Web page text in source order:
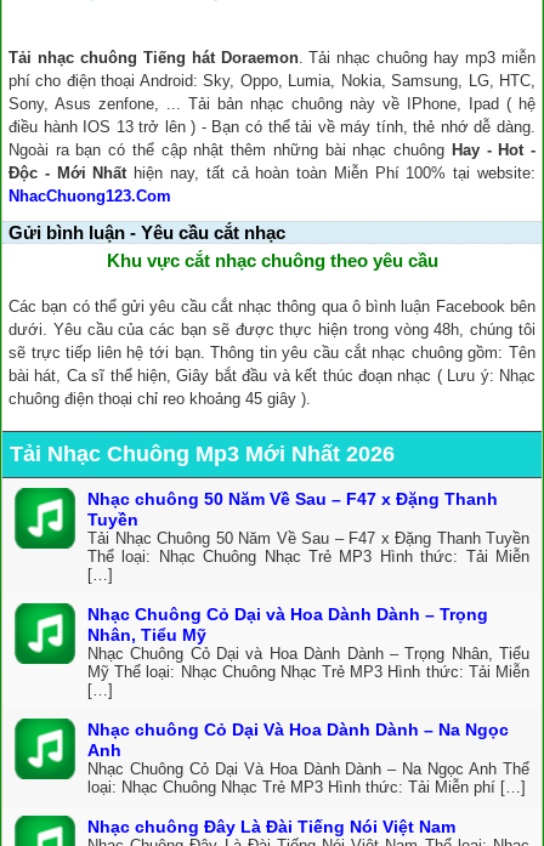
Tải nhạc chuông Tiếng hát Doraemon. Tải nhạc chuông hay mp3 miễn
phí cho điện thoại Android: Sky, Oppo, Lumia, Nokia, Samsung, LG, HTC,
Sony, Asus zenfone, ... Tải bản nhạc chuông này về IPhone, Ipad ( hệ
điều hành IOS 13 trở lên ) - Bạn có thể tải về máy tính, thẻ nhớ dễ dàng.
Ngoài ra bạn có thể cập nhật thêm những bài nhạc chuông Hay - Hot -
Độc - Mới Nhấthiện nay, tất cả hoàn toàn Miễn Phí 100% tại website:
NhacChuong123.Com
Gửi bình luận - Yêu cầu cắt nhạc
Khu vực cắt nhạc chuông theo yêu cầu
Các bạn có thể gửi yêu cầu cắt nhạc thông qua ô bình luận Facebook bên
dưới. Yêu cầu của các bạn sẽ được thực hiện trong vòng 48h, chúng tôi
sẽ trực tiếp liên hệ tới bạn. Thông tin yêu cầu cắt nhạc chuông gồm: Tên
bài hát, Ca sĩ thể hiện, Giây bắt đầu và kết thúc đoạn nhạc ( Lưu ý: Nhạc
chuông điện thoại chỉ reo khoảng 45 giây ).
Tải Nhạc Chuông Mp3 Mới Nhất 2026
Nhạc chuông 50 Năm Về Sau – F47 x Đặng Thanh
Tuyền
Tải Nhạc Chuông 50 Năm Về Sau – F47 x Đặng Thanh Tuyền
Thể loại: Nhạc Chuông Nhạc Trẻ MP3 Hình thức: Tải Miễn
[…]
Nhạc Chuông Cỏ Dại và Hoa Dành Dành – Trọng
Nhân, Tiểu Mỹ
Nhạc Chuông Cỏ Dại và Hoa Dành Dành – Trọng Nhân, Tiểu
Mỹ Thể loại: Nhạc Chuông Nhạc Trẻ MP3 Hình thức: Tải Miễn
[…]
Nhạc chuông Cỏ Dại Và Hoa Dành Dành – Na Ngọc
Anh
Nhạc Chuông Cỏ Dại Và Hoa Dành Dành – Na Ngọc Anh Thể
loại: Nhạc Chuông Nhạc Trẻ MP3 Hình thức: Tải Miễn phí […]
Nhạc chuông Đây Là Đài Tiếng Nói Việt Nam